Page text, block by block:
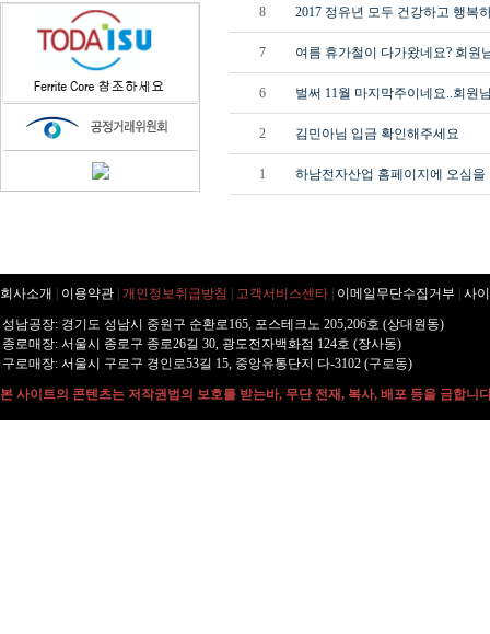
8 2017 정유년 모두 건강하고 행복
7 여름 휴가철이 다가왔네요? 회원
6 벌써 11월 마지막주이네요..회원
2 김민아님 입금 확인해주세요
1 하남전자산업 홈페이지에 오심을
회사소개 이용약관 개인정보취급방침 고객서비스센타 이메일무단수집거부
사
성남공장: 경기도 성남시 중원구 순환로165, 포스테크노 205,206호 (상대원동)
종로매장: 서울시 종로구 종로26길 30, 광도전자백화점 124호 (장사동)
구로매장: 서울시 구로구 경인로53길 15, 중앙유통단지 다-3102 (구로동)
본 사이트의 콘텐츠는 저작권법의 보호를 받는바, 무단 전재, 복사, 배포 등을 금합니